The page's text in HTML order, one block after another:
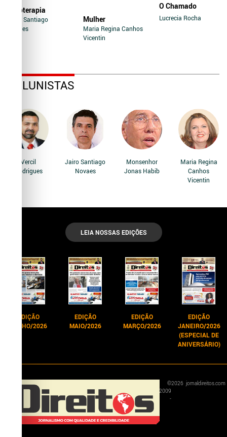
Soroterapia
Jairo Santiago
Novaes
Mulher
Maria Regina Canhos
Vicentin
O Chamado
Lucrecia Rocha
COLUNISTAS
Vercil
Rodrigues
Jairo Santiago
Novaes
Monsenhor
Jonas Habib
Maria Regina
Canhos
Vicentin
LEIA NOSSAS EDIÇÕES
EDIÇÃO
JUNHO/2026
EDIÇÃO
MAIO/2026
EDIÇÃO
MARÇO/2026
EDIÇÃO
JANEIRO/2026
(ESPECIAL DE
ANIVERSÁRIO)
©
2009
-
2026 jornaldireitos.com